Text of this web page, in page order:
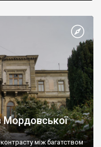
Мордовської
між багатством